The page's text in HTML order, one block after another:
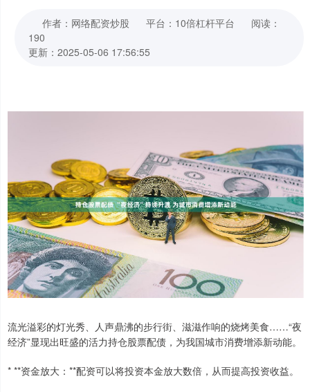
作者：网络配资炒股 平台：10倍杠杆平台
阅读：
190
更新：2025-05-06 17:56:55
流光溢彩的灯光秀、人声鼎沸的步行街、滋滋作响的烧烤美食……“夜
经济”显现出旺盛的活力持仓股票配债，为我国城市消费增添新动能。
* **资金放大：**配资可以将投资本金放大数倍，从而提高投资收益。